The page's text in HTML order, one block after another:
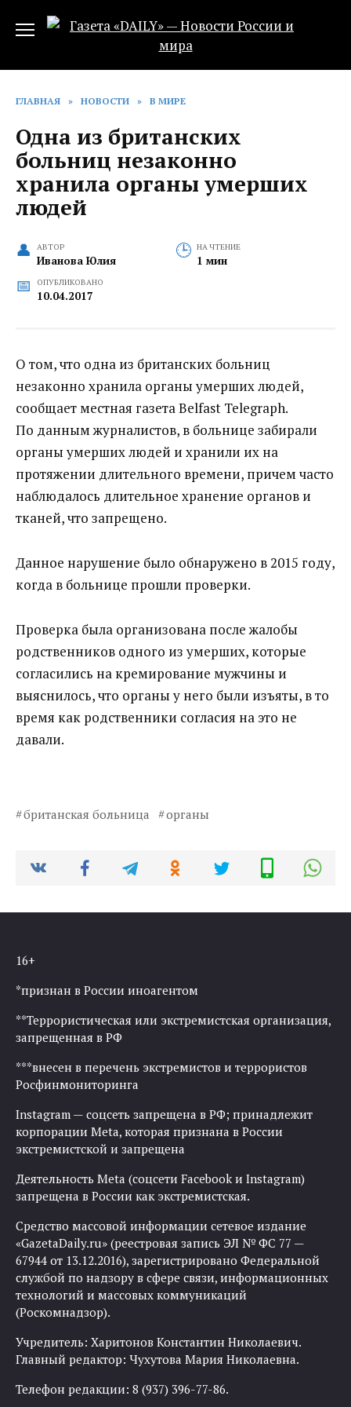
ГЛАВНАЯ » НОВОСТИ » В МИРЕ
Одна из британских
больниц незаконно
хранила органы умерших
людей
АВТОР
Иванова Юлия
НА ЧТЕНИЕ
1 мин
ОПУБЛИКОВАНО
10.04.2017
О том, что одна из британских больниц
незаконно хранила органы умерших людей,
сообщает местная газета Belfast Telegraph.
По данным журналистов, в больнице забирали
органы умерших людей и хранили их на
протяжении длительного времени, причем часто
наблюдалось длительное хранение органов и
тканей, что запрещено.
Данное нарушение было обнаружено в 2015 году,
когда в больнице прошли проверки.
Проверка была организована после жалобы
родственников одного из умерших, которые
согласились на кремирование мужчины и
выяснилось, что органы у него были изъяты, в то
время как родственники согласия на это не
давали.
британская больница органы
16+
*признан в России иноагентом
**Террористическая или экстремистская организация,
запрещенная в РФ
***внесен в перечень экстремистов и террористов
Росфинмониторинга
Instagram — соцсеть запрещена в РФ; принадлежит
корпорации Meta, которая признана в России
экстремистской и запрещена
Деятельность Meta (соцсети Facebook и Instagram)
запрещена в России как экстремистская.
Средство массовой информации сетевое издание
«GazetaDaily.ru» (реестровая запись ЭЛ № ФС 77 —
67944 от 13.12.2016), зарегистрировано Федеральной
службой по надзору в сфере связи, информационных
технологий и массовых коммуникаций
(Роскомнадзор).
Учредитель: Харитонов Константин Николаевич.
Главный редактор: Чухутова Мария Николаевна.
Телефон редакции: 8 (937) 396-77-86.